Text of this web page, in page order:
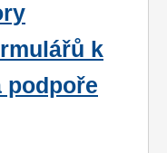
k
podpoře